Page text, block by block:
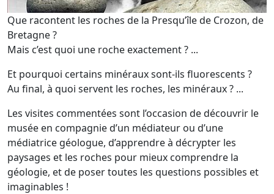
Que racontent les roches de la Presqu’île de Crozon, de
Bretagne ?
Mais c’est quoi une roche exactement ? ...
Et pourquoi certains minéraux sont-ils fluorescents ?
Au final, à quoi servent les roches, les minéraux ? ...
Les visites commentées sont l’occasion de découvrir le
musée en compagnie d’un médiateur ou d’une
médiatrice géologue, d’apprendre à décrypter les
paysages et les roches pour mieux comprendre la
géologie, et de poser toutes les questions possibles et
imaginables !